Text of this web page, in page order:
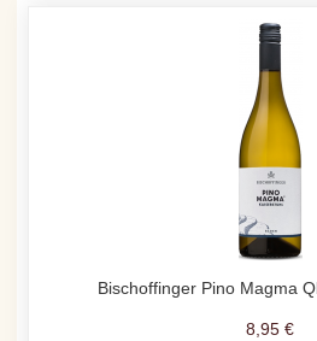
Bischoffinger Pino Magma
8,95 €